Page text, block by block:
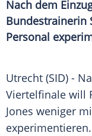
Nach dem
Bundestrainerin
Personal
Utrecht (SID) -
Viertelfinale will
Jones weniger